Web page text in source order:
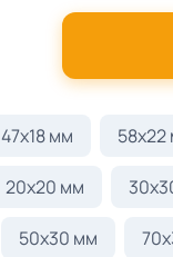
47х18 мм 58x22
20х20 мм
50х30 мм